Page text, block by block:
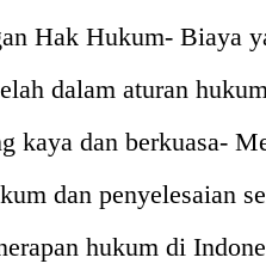
Hak Hukum- Biaya
dalam aturan
kaya dan berkuasa-
dan penyelesaian
hukum di